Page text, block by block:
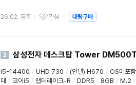
26.02. 등록 관심 대량구매
2 삼성전자 데스크탑 Tower
i5-14400 / UHD 730 / (인텔) H670 / OS미포함
대 / 코어i5 / 랩터레이크-R / DDR5 / 8GB / M.2 /